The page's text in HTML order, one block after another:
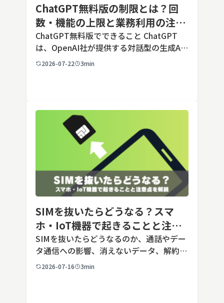
ChatGPT無料版の制限とは？回
数・機能の上限と業務利用の注意
点を解説【2026年最新】
ChatGPT無料版でできること ChatGPT
は、OpenAI社が提供する対話型の生成AI
サービスです。アカウントを登録すれば無
2026-07-22 3min
SIMを抜いたらどうなる？スマ
ホ・IoT機器で起きることと注意
点を解説
SIMを抜いたらどうなるのか、通話やデー
タ通信への影響、消えないデータ、解約や
端末譲渡時の注意点を整理。さらに法人・
2026-07-16 3min